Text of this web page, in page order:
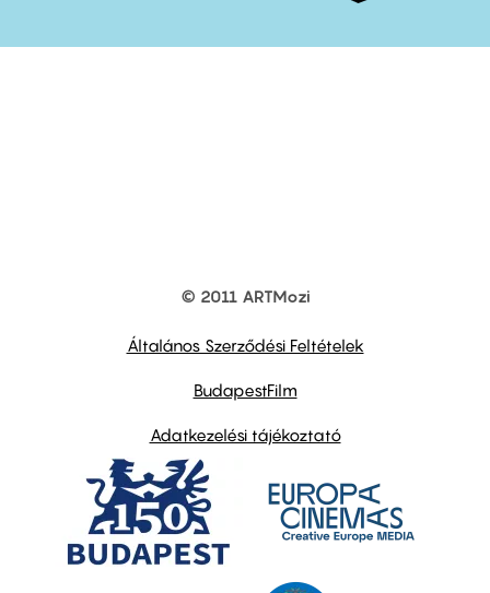
© 2011 ARTMozi
Általános Szerződési Feltételek
BudapestFilm
Adatkezelési tájékoztató